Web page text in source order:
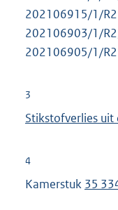
202106915/1/
202106903/1/
202106905/1/
3
E
t
Stikstofverlies uit
4
Kamerstuk 35